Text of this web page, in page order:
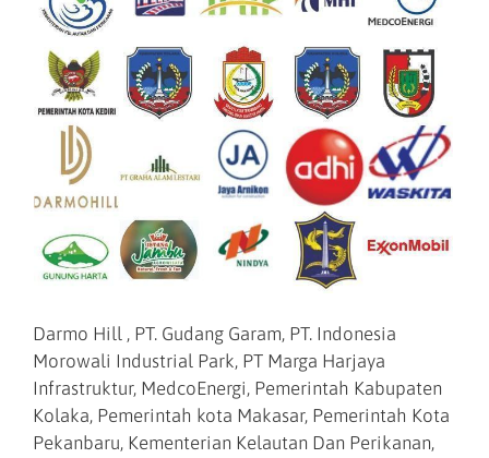
Darmo Hill , PT. Gudang Garam, PT. Indonesia
Morowali Industrial Park, PT Marga Harjaya
Infrastruktur, MedcoEnergi, Pemerintah Kabupaten
Kolaka, Pemerintah kota Makasar, Pemerintah Kota
Pekanbaru, Kementerian Kelautan Dan Perikanan,